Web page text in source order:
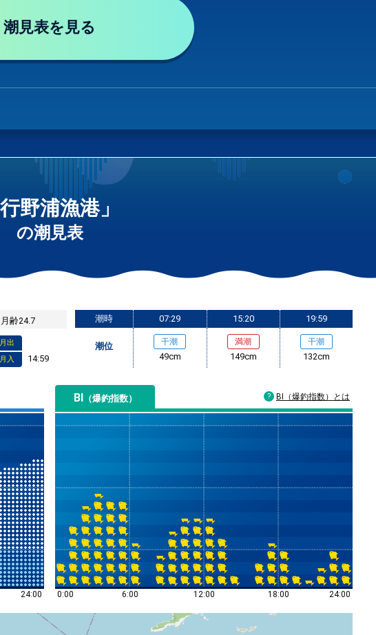
潮見表を見る
行野浦漁港」
の潮見表
月齢24.7
月出
月入
14:59
潮時
潮位
07:29
干潮
49cm
15:20
満潮
149cm
19:59
干潮
132cm
24:00
BI （爆釣指数）
0:00 6:00 12:00 18:00 24:00
BI（爆釣指数）とは